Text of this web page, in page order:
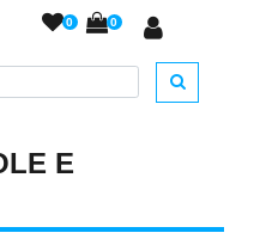
0 0
Carabine/
E